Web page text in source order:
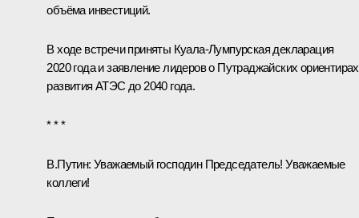
объёма инвестиций.
В ходе встречи приняты Куала-Лумпурская декларация
2020 года и заявление лидеров о Путраджайских ориентирах
развития АТЭС до 2040 года.
* * *
В.Путин: Уважаемый господин Председатель! Уважаемые
коллеги!